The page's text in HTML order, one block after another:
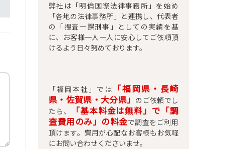
弊社は「明倫国際法律事務所」を始め
「各地の法律事務所」と連携し、代表者
の「捜査一課刑事」としての実績を基
に、お客様一人一人に安心してご依頼頂
けるよう日々努めております。
「福岡本社」では
「福岡県・長崎
県・佐賀県・大分県」 のご依頼でし
たら、
「基本料金は無料」で「調
査費用のみ」の料金で調査をご利用
頂けます。費用が心配なお客様もお気軽
にお問い合わせくださいませ。